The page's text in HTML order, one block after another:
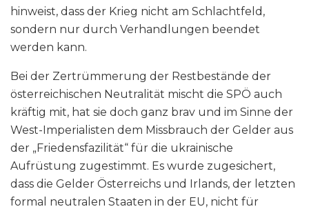
hinweist, dass der Krieg nicht am Schlachtfeld,
sondern nur durch Verhandlungen beendet
werden kann.
Bei der Zertrümmerung der Restbestände der
österreichischen Neutralität mischt die SPÖ auch
kräftig mit, hat sie doch ganz brav und im Sinne der
West-Imperialisten dem Missbrauch der Gelder aus
der „Friedensfazilität“ für die ukrainische
Aufrüstung zugestimmt. Es wurde zugesichert,
dass die Gelder Österreichs und Irlands, der letzten
formal neutralen Staaten in der EU, nicht für